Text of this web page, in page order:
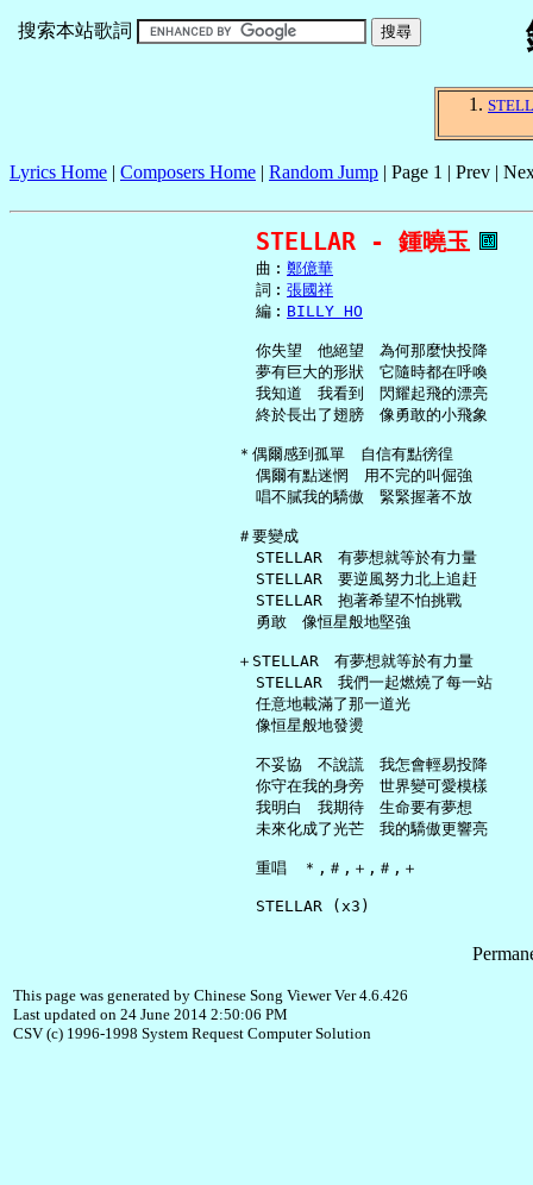
搜索本站歌詞
Lyrics Home | Composers Home | Random Jump | Page 1 | Prev |
STELLAR - 鍾曉玉
     曲︰
鄭億華
     詞︰
張國祥
     編︰
BILLY HO
     你失望　他絕望　為何那麼快投降
     夢有巨大的形狀　它隨時都在呼喚
     我知道　我看到　閃耀起飛的漂亮
     終於長出了翅膀　像勇敢的小飛象
   ＊偶爾感到孤單　自信有點徬徨
     偶爾有點迷惘　用不完的叫倔強
     唱不膩我的驕傲　緊緊握著不放
   ＃要變成
     STELLAR　有夢想就等於有力量
     STELLAR　要逆風努力北上追赶
     STELLAR　抱著希望不怕挑戰
     勇敢　像恒星般地堅強
   ＋STELLAR　有夢想就等於有力量
     STELLAR　我們一起燃燒了每一站
     任意地載滿了那一道光
     像恒星般地發燙
     不妥協　不說謊　我怎會輕易投降
     你守在我的身旁　世界變可愛模樣
     我明白　我期待　生命要有夢想
     未來化成了光芒　我的驕傲更響亮
     重唱　＊,＃,＋,＃,＋
This page was generated by Chinese Song Viewer Ver 4.6.426
Last updated on 24 June 2014 2:50:06 PM
CSV (c) 1996-1998 System Request Computer Solution